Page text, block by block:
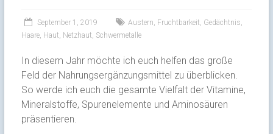
September 1, 2019 Austern Fruchtbarkeit Gedächtnis
Haare, Haut Netzhaut Schwermetalle
In diesem Jahr möchte ich euch helfen das große
Feld der Nahrungsergänzungsmittel zu überblicken.
So werde ich euch die gesamte Vielfalt der Vitamine,
Mineralstoffe, Spurenelemente und Aminosäuren
präsentieren.